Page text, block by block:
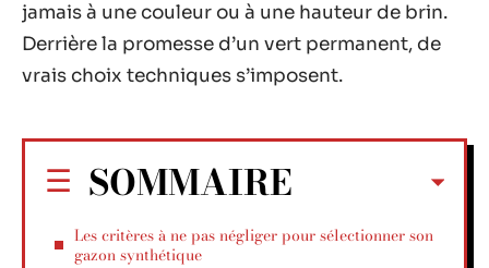
jamais à une couleur ou à une hauteur de brin.
Derrière la promesse d’un vert permanent, de
vrais choix techniques s’imposent.
SOMMAIRE
Les critères à ne pas négliger pour sélectionner son
gazon synthétique